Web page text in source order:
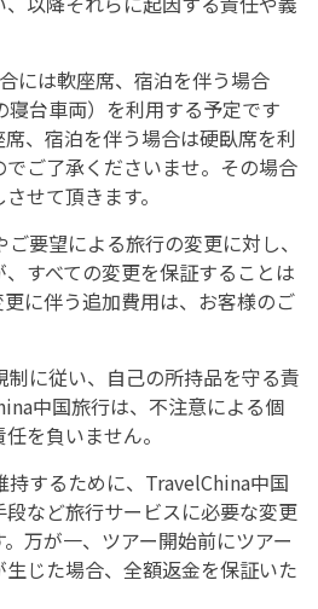
には軟座席、宿泊を伴う場合
台車両）を利用する予定です
、宿泊を伴う場合は硬臥席を利
ご了承くださいませ。その場合
せて頂きます。
ご要望による旅行の変更に対し、
すべての変更を保証することは
に伴う追加費用は、お客様のご
制に従い、自己の所持品を守る責
中国旅行は、不注意による個
を負いません。
持するために、TravelChina中国
など旅行サービスに必要な変更
万が一、ツアー開始前にツアー
じた場合、全額返金を保証いた